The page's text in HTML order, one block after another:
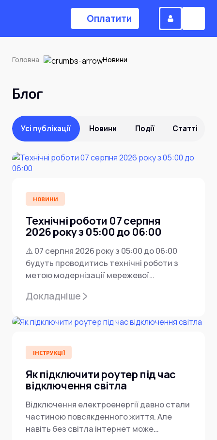
Оплатити
Акції
Інтернет+ТБ
Телебачення
Домофонія
Відеонагляд
Про нас
Допомога
Контакти
Інше
Для бізнесу
(044) 224-84-34
info@simnet.kiev.ua
Технічна підтримка:
03134, м. Київ, вул. Симиренко, 36,
корпус А, 3 поверх
Головна Новини
Блог
Усі публікації Новини Події Статті
НОВИНИ
Технічні роботи 07 серпня
2026 року з 05:00 до 06:00
⚠️ 07 серпня 2026 року з 05:00 до 06:00
будуть проводитись технічні роботи з
метою модернізації мережевої
Докладніше
ІНСТРУКЦІЇ
Як підключити роутер під час
відключення світла
Відключення електроенергії давно стали
частиною повсякденного життя. Але
навіть без світла інтернет може